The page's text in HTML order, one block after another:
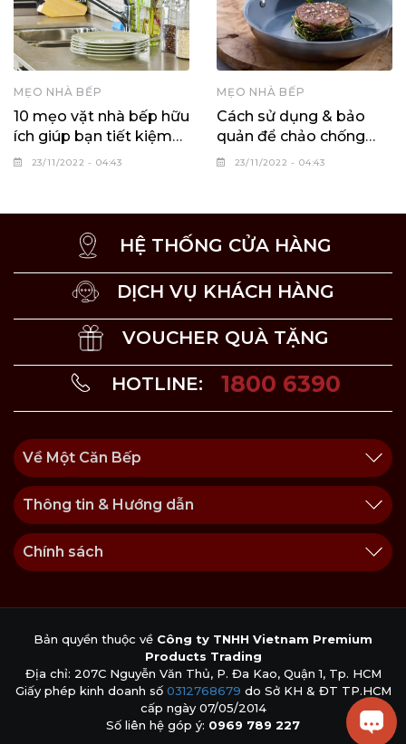
MẸO NHÀ BẾP
10 mẹo vặt nhà bếp hữu
ích giúp bạn tiết kiệm
thời gian vào bếp
23/11/2022 - 04:43
MẸO NHÀ BẾP
Cách sử dụng & bảo
quản để chảo chống
dính bền bỉ hơn
23/11/2022 - 04:43
HỆ THỐNG CỬA HÀNG
DỊCH VỤ KHÁCH HÀNG
VOUCHER QUÀ TẶNG
HOTLINE: 1800 6390
Về Một Căn Bếp
Thông tin & Hướng dẫn
Chính sách
Bản quyền thuộc về Công ty TNHH Vietnam Premium
Products Trading
Địa chỉ: 207C Nguyễn Văn Thủ, P. Đa Kao, Quận 1, Tp. HCM
Giấy phép kinh doanh số 0312768679 do Sở KH & ĐT TP.HCM
cấp ngày 07/05/2014
Số liên hệ góp ý: 0969 789 227